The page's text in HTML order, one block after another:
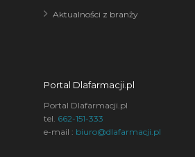
Aktualności z branży
Portal Dlafarmacji.pl
Portal Dlafarmacji.pl
tel. 662-151-333
e-mail : biuro@dlafarmacji.pl